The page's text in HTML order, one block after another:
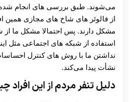
30 تا 50 درصد شارژ هدیه
می‌شوند. طبق بررسی های انجام
از فالوئر های شاخ های مجازی همین
مشکل دارند. پس احتمالا مشکل ما از
استفاده از شبکه‌ های اجتماعی مثل
نداشتن ما با روش‌ های کنترل
نشأت پیدا می‌کند.
دلیل تنفر مردم از این افراد